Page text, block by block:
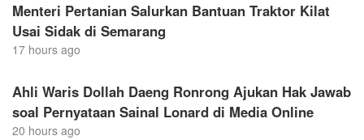
Menteri Pertanian Salurkan Bantuan Traktor Kilat
Usai Sidak di Semarang
17 hours ago
Ahli Waris Dollah Daeng Ronrong Ajukan Hak Jawab
soal Pernyataan Sainal Lonard di Media Online
20 hours ago